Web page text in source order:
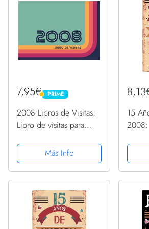
7,95€ PRIME
PRIME
2008 Libros de Visitas:
Libro de visitas para
de estilo retro para que
la familia y los amigos
inserten saludos y
Más Info
15
2008:
de
de